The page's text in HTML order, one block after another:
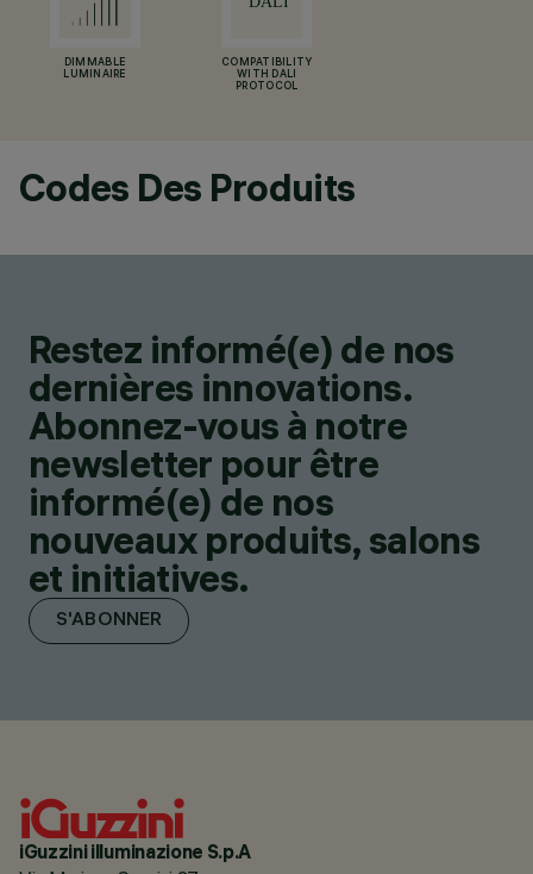
DIMMABLE
LUMINAIRE
COMPATIBILITY
WITH DALI
PROTOCOL
Codes Des Produits
Restez informé(e) de nos
dernières innovations.
Abonnez-vous à notre
newsletter pour être
informé(e) de nos
nouveaux produits, salons
et initiatives.
S'ABONNER
iGuzzini illuminazione S.p.A